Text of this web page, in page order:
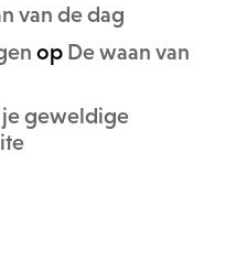
van de dag
op De waan van
je geweldige